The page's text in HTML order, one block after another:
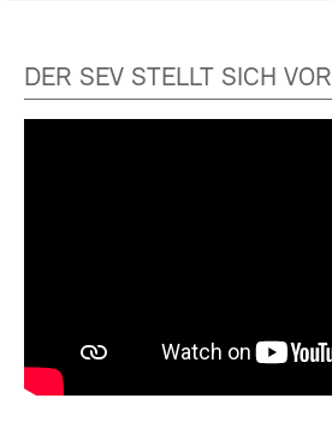
DER SEV STELLT SICH VOR